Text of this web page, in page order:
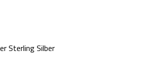
Sterling Silber